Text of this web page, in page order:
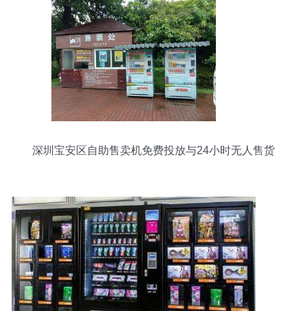
深圳宝安区自助售卖机免费投放与24小时无人售货